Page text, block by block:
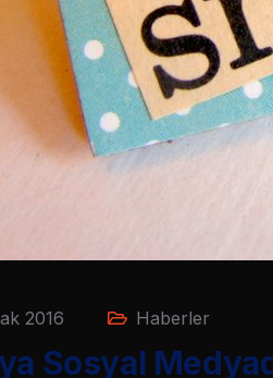
2016 Haberler
Sosyal